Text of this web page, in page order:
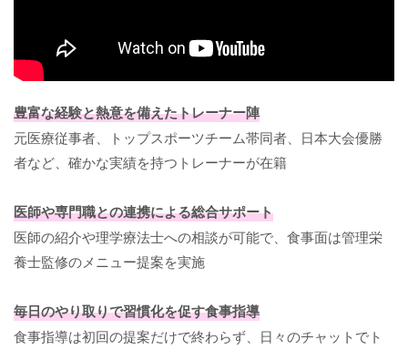
豊富な経験と熱意を備えたトレーナー陣
元医療従事者、トップスポーツチーム帯同者、日本大会優勝
者など、確かな実績を持つトレーナーが在籍
医師や専門職との連携による総合サポート
医師の紹介や理学療法士への相談が可能で、食事面は管理栄
養士監修のメニュー提案を実施
毎日のやり取りで習慣化を促す食事指導
食事指導は初回の提案だけで終わらず、日々のチャットでト